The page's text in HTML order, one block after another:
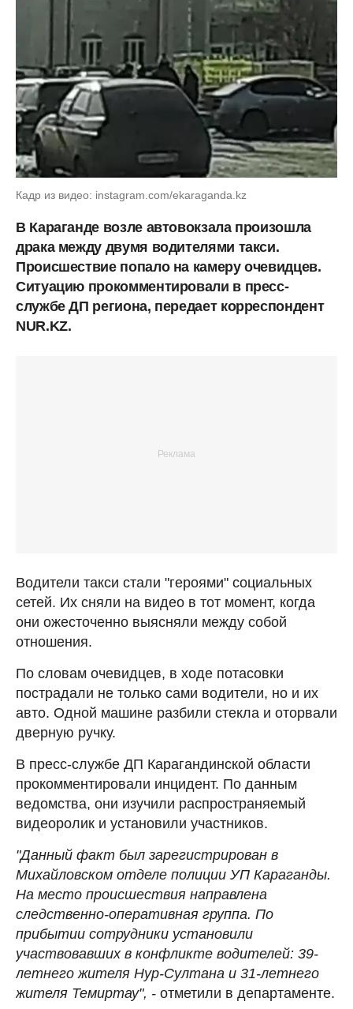
Кадр из видео: instagram.com/ekaraganda.kz
В Караганде возле автовокзала произошла
драка между двумя водителями такси.
Происшествие попало на камеру очевидцев.
Ситуацию прокомментировали в пресс-
службе ДП региона, передает корреспондент
NUR.KZ.
Водители такси стали "героями" социальных
сетей. Их сняли на видео в тот момент, когда
они ожесточенно выясняли между собой
отношения.
По словам очевидцев, в ходе потасовки
пострадали не только сами водители, но и их
авто. Одной машине разбили стекла и оторвали
дверную ручку.
В пресс-службе ДП Карагандинской области
прокомментировали инцидент. По данным
ведомства, они изучили распространяемый
видеоролик и установили участников.
"Данный факт был зарегистрирован в
Михайловском отделе полиции УП Караганды.
На место происшествия направлена
следственно-оперативная группа. По
прибытии сотрудники установили
участвовавших в конфликте водителей: 39-
летнего жителя Нур-Султана и 31-летнего
жителя Темиртау", - отметили в департаменте.